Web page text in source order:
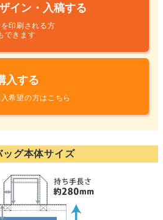
イン・入稿する
印刷される方
できます
入する
希望の方はこちら
ッグ本体サイズ